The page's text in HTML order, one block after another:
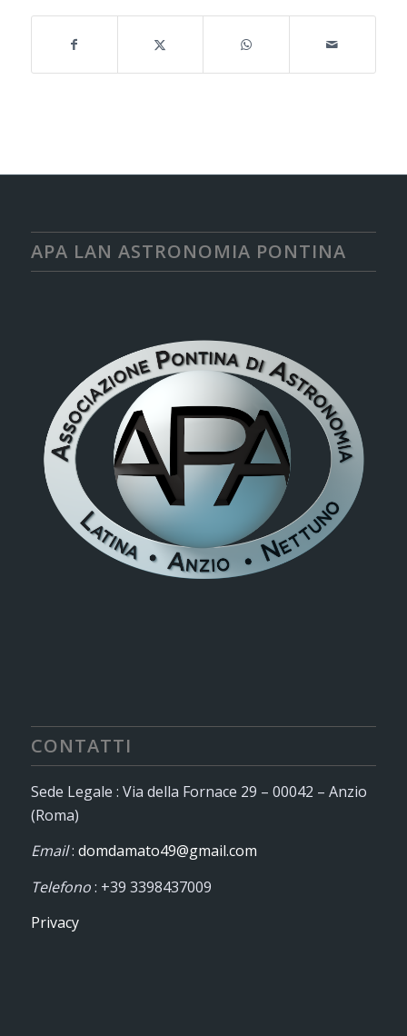
APA LAN ASTRONOMIA PONTINA
CONTATTI
Sede Legale : Via della Fornace 29 – 00042 – Anzio
(Roma)
Email: domdamato49@gmail.com
Telefono: +39 3398437009
Privacy